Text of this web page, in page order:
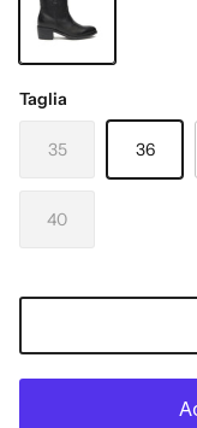
Taglia
35 36
40